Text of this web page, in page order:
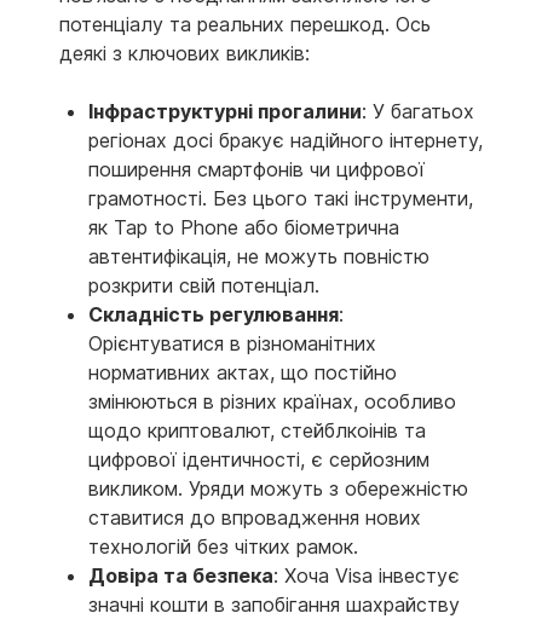
потенціалу та реальних перешкод. Ось
деякі з ключових викликів:
Інфраструктурні прогалини: У багатьох
регіонах досі бракує надійного інтернету,
поширення смартфонів чи цифрової
грамотності. Без цього такі інструменти,
як Tap to Phone або біометрична
автентифікація, не можуть повністю
розкрити свій потенціал.
Складність регулювання:
Орієнтуватися в різноманітних
нормативних актах, що постійно
змінюються в різних країнах, особливо
щодо криптовалют, стейблкоінів та
цифрової ідентичності, є серйозним
викликом. Уряди можуть з обережністю
ставитися до впровадження нових
технологій без чітких рамок.
Довіра та безпека: Хоча Visa інвестує
значні кошти в запобігання шахрайству